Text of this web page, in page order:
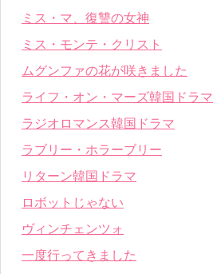
ミス・マ、復讐の女神
ミス・モンテ・クリスト
ムグンファの花が咲きました
ライフ・オン・マーズ韓国ドラマ
ラジオロマンス韓国ドラマ
ラブリー・ホラーブリー
リターン韓国ドラマ
ロボットじゃない
ヴィンチェンツォ
一度行ってきました